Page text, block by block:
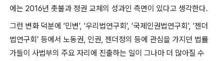
에는 2016년 촛불과 정권 교체의 성과인 측면이 있다고 생각한다.
그런 변화 덕분에 ‘민변’, ‘우리법연구회 ’, ‘국제인권법연구회 ’, ‘젠더
법연구회 ’ 등에서 노동권, 인권, 젠더정의 등에 관심을 가지던 법률
가들이 사법부의 주요 자리에 진출하는 일이 그나마 더 많아질 수